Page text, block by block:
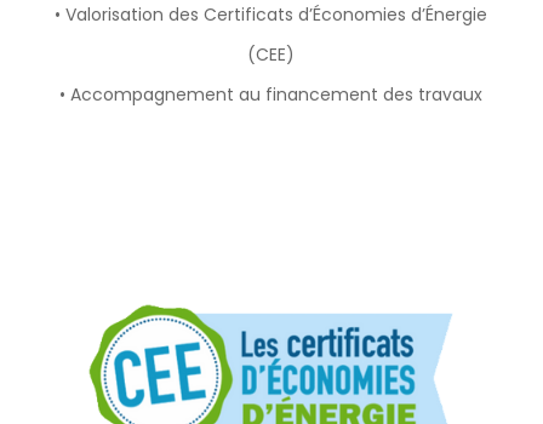
• Valorisation des Certificats d’Économies d’Énergie
(CEE)
• Accompagnement au financement des travaux